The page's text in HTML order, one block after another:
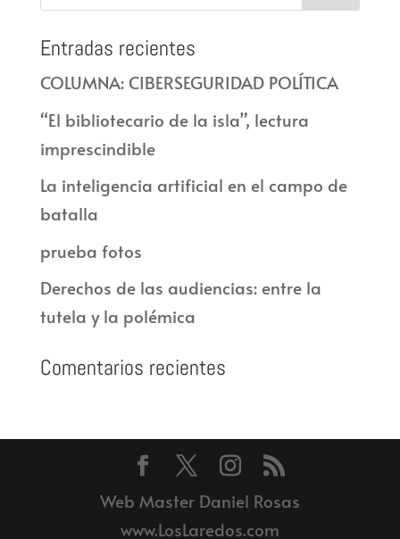
Entradas recientes
COLUMNA: CIBERSEGURIDAD POLÍTICA
“El bibliotecario de la isla”, lectura
imprescindible
La inteligencia artificial en el campo de
batalla
prueba fotos
Derechos de las audiencias: entre la
tutela y la polémica
Comentarios recientes
Web Master Daniel Rosas
www.LosLaredos.com